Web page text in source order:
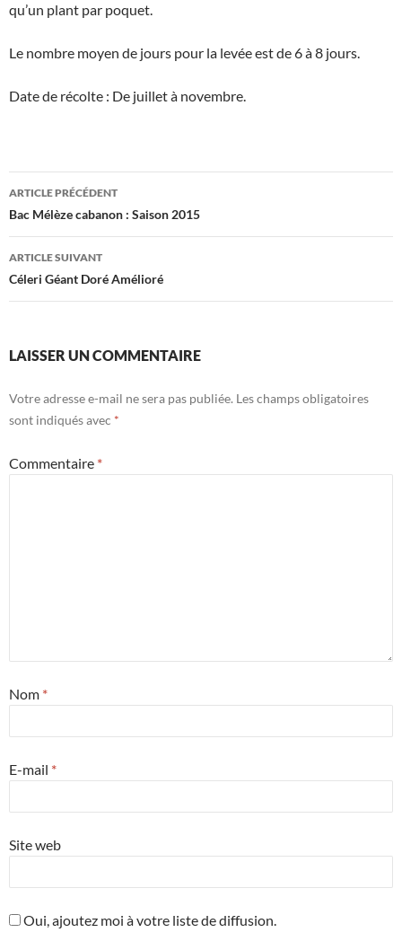
qu’un plant par poquet.
Le nombre moyen de jours pour la levée est de 6 à 8 jours.
Date de récolte : De juillet à novembre.
Navigation
des
articles
ARTICLE PRÉCÉDENT
Bac Mélèze cabanon : Saison 2015
ARTICLE SUIVANT
Céleri Géant Doré Amélioré
LAISSER UN COMMENTAIRE
Votre adresse e-mail ne sera pas publiée. Les champs obligatoires
sont indiqués avec *
Commentaire *
Nom *
E-mail *
Site web
Oui, ajoutez moi à votre liste de diffusion.